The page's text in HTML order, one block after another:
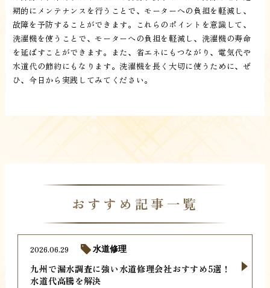
期的にメンテナンスを行うことで、モーターへの負担を軽減し、
故障を予防することができます。これらのポイントを意識して、
洗濯機を使うことで、モーターへの負担を軽減し、洗濯機の寿命
を延ばすことができます。また、省エネにもつながり、電気代や
水道代の節約にもなります。洗濯機を長く大切に使うために、ぜ
ひ、今日から実践してみてください。
おすすめ記事一覧
九州で漏水調査に強い水道修理会社おすすめ5選！
水道代高騰を解決
2026.06.29 水道修理